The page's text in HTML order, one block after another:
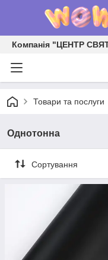
Компанія "ЦЕНТР
Товари та послуги
Однотонна
Сортування